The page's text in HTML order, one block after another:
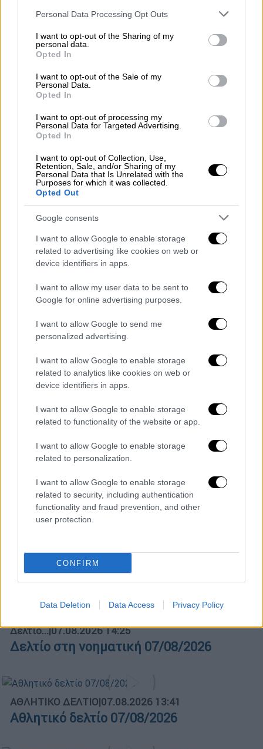
Please note that this website/app uses one or more Google
not limited to your visit or usage behaviour. You may click to
grant or deny consent to Google and its third-party tags to
use your data for below specified purposes in below Google
consent section.
Personal Data Processing Opt Outs
I want to opt-out of the Sharing of my
personal data.
Opted In
I want to opt-out of the Sale of my
Personal Data.
Opted In
I want to opt-out of processing my
Personal Data for Targeted Advertising.
Opted In
I want to opt-out of Collection, Use,
Retention, Sale, and/or Sharing of my
Personal Data that Is Unrelated with the
Purposes for which it was collected.
Opted Out
Google consents
I want to allow Google to enable storage
related to advertising like cookies on web or
device identifiers in apps.
I want to allow my user data to be sent to
Google for online advertising purposes.
I want to allow Google to send me
personalized advertising.
I want to allow Google to enable storage
related to analytics like cookies on web or
device identifiers in apps.
I want to allow Google to enable storage
related to functionality of the website or app.
I want to allow Google to enable storage
related to personalization.
I want to allow Google to enable storage
related to security, including authentication
functionality and fraud prevention, and other
user protection.
CONFIRM
Data Deletion Data Access Privacy Policy
Σάλος με Τούρκο δικαστή που κατέκρινε
τη μίνι φούστα δικηγόρου
Ο δικαστής Μεχμέτ Γιοϊλού, αντί να
τα πόδια της δικηγόρου, τα οποία -κατά την
άποψή του- ήταν απροκάλυπτα «γυμνά».
ΑΛΛΑ #TAGS
ειδήσεις τώρα
μαθητής
δικηγόρος
Ζέττα Μακρή
POPULAR VIDEOS
Μεσημεριανό δελτίο ειδήσεων
07/08/2026
Ώρα Ελλάδος...|07.08.2026 09:59
Ώρα Ελλάδος 07/08/2026
Δελτίο...|07.08.2026 14:25
Δελτίο στη νοηματική 07/08/2026
ΑΘΛΗΤΙΚΟ ΔΕΛΤΙΟ|07.08.2026 13:41
Αθλητικό δελτίο 07/08/2026